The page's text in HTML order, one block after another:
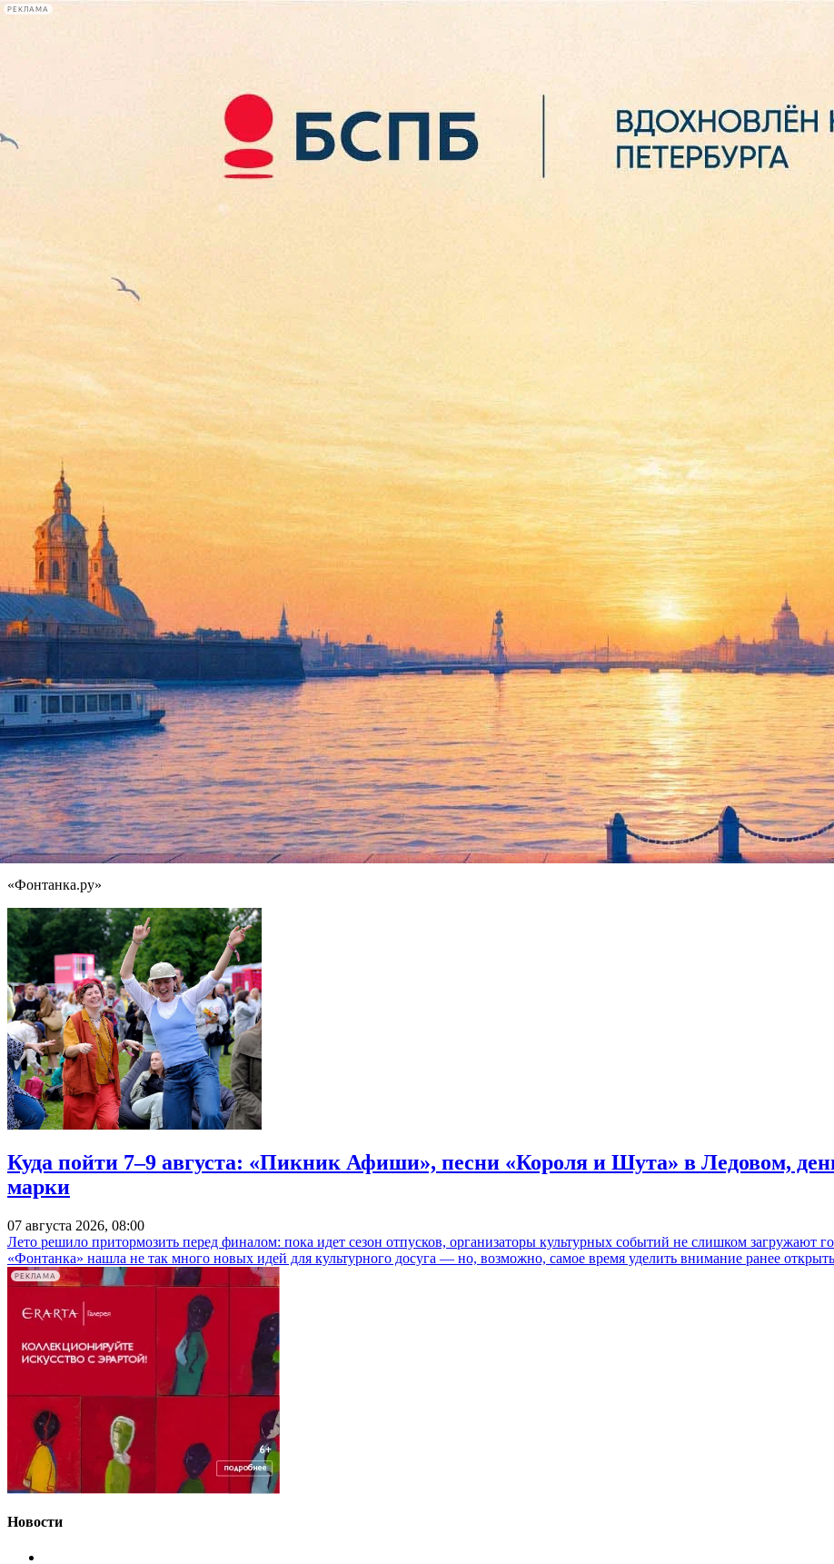
РЕКЛАМА
лекции
книги
Автопортрет Рембрандта ушел с молотка в Лондоне за
шестеро
29 июля 2020, 12:29 Версия для печати
Картина Рембрандта ушла с молотка в Лондоне за 14,5 миллиона фунтов стерлингов — порядка 1,3 миллиарда рублей. Торги
дома Sotheby's , это рекордная сумма, которую когда-либо отдавали за автопортреты голландских художников.
Картина датирована 1632 годом, тогда автору было 26 лет. По утверждению специалистов, автопортрет является одним из трех,
когда-либо выставлялся на торги. Рембрандт на полотне одет в парадный костюм — чёрную шляпу и воротник с рюшами. В
портретах из всех написанных. Кто именно приобрёл работу — не сообщается. Торги происходили в онлайн-формате. Как пишет
шестеро коллекционеров.
[Изображение недоступно]
Помимо автопортрета голландского мастера, с молотка за £2,23 млн также ушёл триптих Бэнкси на тему миграционного кризиса
помощь больницы в Вифлееме на Западном берегу реки Иордан. Топ-лотом торгов стала абстракционистская картина испанца
года. Она ушла с молотка за £22,3 млн. Эта картина стала самой дорогой из проданных на рынке искусства в Европе в этом году.
«Фонтанка.ру»
Куда пойти 7–9 августа: «Пикник Афиши», песни «Короля и Шута» в Ледовом,
марки
07 августа 2026, 08:00
Лето решило притормозить перед финалом: пока идет сезон отпусков, организаторы культурных событий не слишком загружают
«Фонтанка» нашла не так много новых идей для культурного досуга — но, возможно, самое время уделить внимание ранее
РЕКЛАМА
Новости